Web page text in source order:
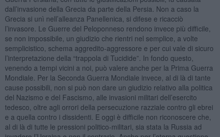
dall’invasione della Grecia da parte della Persia. Non a caso la
Grecia si unì nell’alleanza Panellenica, si difese e ricacciò
l’invasore. Le Guerre del Peloponneso rendono invece più difficile,
se non impossibile, un giudizio che rientri nel semplice, a volte
semplicistico, schema aggredito-aggressore e per cui vale di sicuro
l’interpretazione della “trappola di Tucidide”. In fondo questo,
venendo a tempi vicini a noi, può valere anche per la Prima Guerra
Mondiale. Per la Seconda Guerra Mondiale invece, al di là di tante
cause possibili, non si può non dare un giudizio relativo alla politica
del Nazismo e del Fascismo, alle invasioni militari dell’esercito
tedesco, oltre agli orrori della persecuzione razziale contro gli ebrei
e a quella contro i dissidenti. E oggi è difficile non riconoscere che,
al di là di tutte le pressioni politico-militari, sia stata la Russia ad